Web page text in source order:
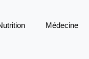
Médecine